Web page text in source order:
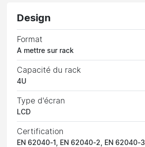
Design
Format
A mettre sur rack
Capacité du rack
4U
Type d'écran
LCD
Certification
EN 62040-1, EN 62040-2, EN 62040-3